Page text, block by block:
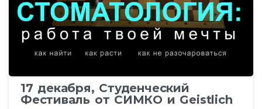
17 декабря, Студенческий
Фестиваль от СИМКО и Geistlich